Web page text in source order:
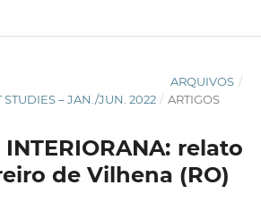
ARQUIVOS /
STUDIES – JAN./JUN. 2022 / ARTIGOS
relato
de Vilhena (RO)